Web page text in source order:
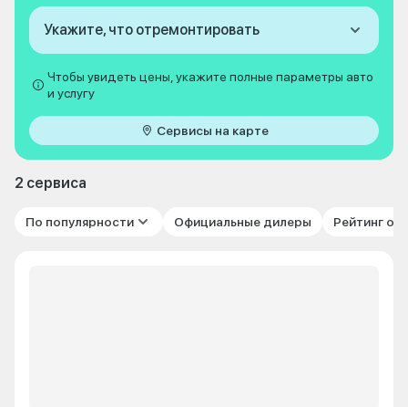
Укажите, что отремонтировать
Чтобы увидеть цены, укажите полные параметры авто
и услугу
Сервисы на карте
2 сервиса
По популярности Официальные дилеры Рейтинг